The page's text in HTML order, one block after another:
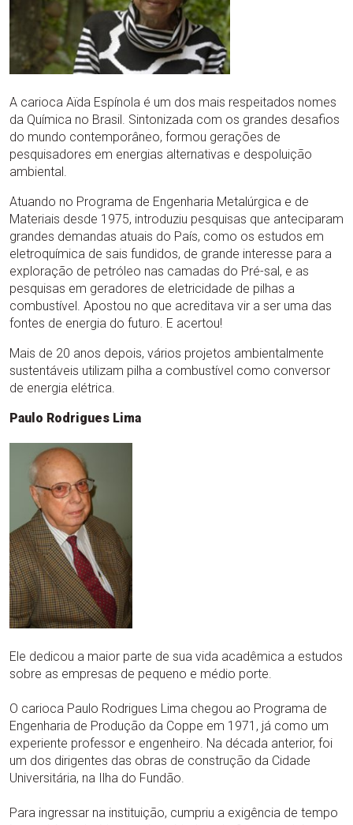
A carioca Aïda Espínola é um dos mais respeitados nomes
da Química no Brasil. Sintonizada com os grandes desafios
do mundo contemporâneo, formou gerações de
pesquisadores em energias alternativas e despoluição
ambiental.
Atuando no Programa de Engenharia Metalúrgica e de
Materiais desde 1975, introduziu pesquisas que anteciparam
grandes demandas atuais do País, como os estudos em
eletroquímica de sais fundidos, de grande interesse para a
exploração de petróleo nas camadas do Pré-sal, e as
pesquisas em geradores de eletricidade de pilhas a
combustível. Apostou no que acreditava vir a ser uma das
fontes de energia do futuro. E acertou!
Mais de 20 anos depois, vários projetos ambientalmente
sustentáveis utilizam pilha a combustível como conversor
de energia elétrica.
Paulo Rodrigues Lima
Ele dedicou a maior parte de sua vida acadêmica a estudos
sobre as empresas de pequeno e médio porte.
O carioca Paulo Rodrigues Lima chegou ao Programa de
Engenharia de Produção da Coppe em 1971, já como um
experiente professor e engenheiro. Na década anterior, foi
um dos dirigentes das obras de construção da Cidade
Universitária, na Ilha do Fundão.
Para ingressar na instituição, cumpriu a exigência de tempo